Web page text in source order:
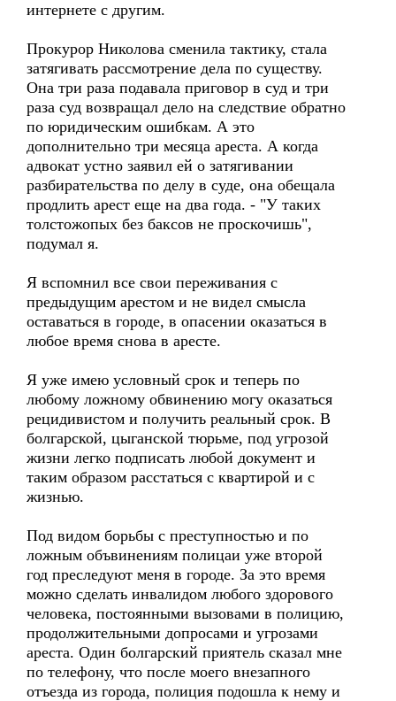
интернете с другим.
Прокурор Николова сменила тактику, стала
затягивать рассмотрение дела по существу.
Она три раза подавала приговор в суд и три
раза суд возвращал дело на следствие обратно
по юридическим ошибкам. А это
дополнительно три месяца ареста. А когда
адвокат устно заявил ей о затягивании
разбирательства по делу в суде, она обещала
продлить арест еще на два года. - "У таких
толстожопых без баксов не проскочишь",
подумал я.
Я вспомнил все свои переживания с
предыдущим арестом и не видел смысла
оставаться в городе, в опасении оказаться в
любое время снова в аресте.
Я уже имею условный срок и теперь по
любому ложному обвинению могу оказаться
рецидивистом и получить реальный срок. В
болгарской, цыганской тюрьме, под угрозой
жизни легко подписать любой документ и
таким образом расстаться с квартирой и с
жизнью.
Под видом борьбы с преступностью и по
ложным объвинениям полицаи уже второй
год преследуют меня в городе. За это время
можно сделать инвалидом любого здорового
человека, постоянными вызовами в полицию,
продолжительными допросами и угрозами
ареста. Один болгарский приятель сказал мне
по телефону, что после моего внезапного
отъезда из города, полиция подошла к нему и